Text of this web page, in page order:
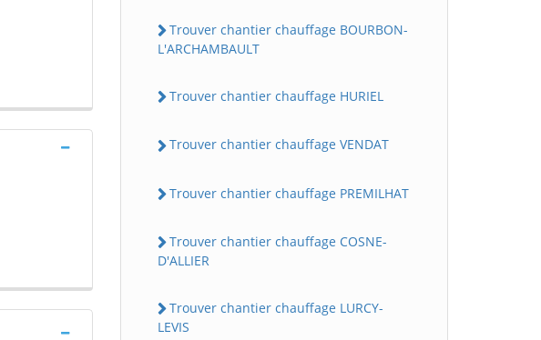
Trouver chantier chauffage BOURBON-
L'ARCHAMBAULT
Trouver chantier chauffage HURIEL
Trouver chantier chauffage VENDAT
Trouver chantier chauffage PREMILHAT
Trouver chantier chauffage COSNE-
D'ALLIER
Trouver chantier chauffage LURCY-
LEVIS